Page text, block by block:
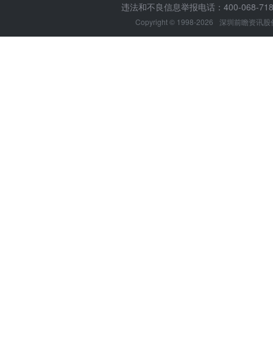
违法和不良信息举报电话：400-068-
Copyright © 1998-2026 深圳前瞻资讯股